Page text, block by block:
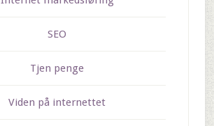
SEO
Tjen penge
Viden på internettet